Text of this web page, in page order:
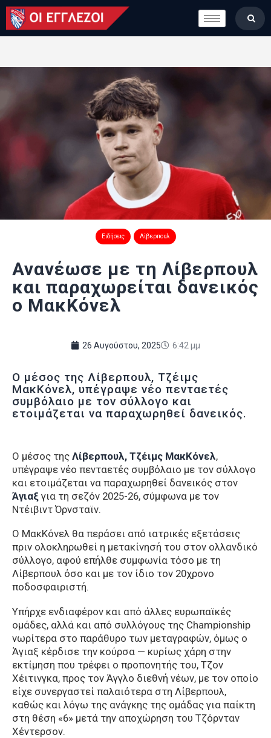
LONDON CALLING
ΚΑΤΗΓΟΡΙΕΣ
ΒΑΘΜΟΛΟΓΙΕΣ
ΟΜΑΔΕΣ
ΠΟΙΟΙ ΕΙΜΑΣΤΕ
Ειδήσεις Λίβερπουλ
Ανανέωσε με τη Λίβερπουλ
και παραχωρείται δανεικός
ο ΜακΚόνελ
26 Αυγούστου, 2025 6:42 μμ
Ο μέσος της Λίβερπουλ, Τζέιμς
ΜακΚόνελ, υπέγραψε νέο πενταετές
συμβόλαιο με τον σύλλογο και
ετοιμάζεται να παραχωρηθεί δανεικός.
Ο μέσος της Λίβερπουλ, Τζέιμς ΜακΚόνελ,
υπέγραψε νέο πενταετές συμβόλαιο με τον σύλλογο
και ετοιμάζεται να παραχωρηθεί δανεικός στον
Άγιαξ για τη σεζόν 2025-26, σύμφωνα με τον
Ντέιβιντ Όρνσταϊν.
Ο ΜακΚόνελ θα περάσει από ιατρικές εξετάσεις
πριν ολοκληρωθεί η μετακίνησή του στον ολλανδικό
σύλλογο, αφού επήλθε συμφωνία τόσο με τη
Λίβερπουλ όσο και με τον ίδιο τον 20χρονο
ποδοσφαιριστή.
Υπήρχε ενδιαφέρον και από άλλες ευρωπαϊκές
ομάδες, αλλά και από συλλόγους της Championship
νωρίτερα στο παράθυρο των μεταγραφών, όμως ο
Άγιαξ κέρδισε την κούρσα — κυρίως χάρη στην
εκτίμηση που τρέφει ο προπονητής του, Τζον
Χέιτινγκα, προς τον Άγγλο διεθνή νέων, με τον οποίο
είχε συνεργαστεί παλαιότερα στη Λίβερπουλ,
καθώς και λόγω της ανάγκης της ομάδας για παίκτη
στη θέση «6» μετά την αποχώρηση του Τζόρνταν
Χέντερσον.